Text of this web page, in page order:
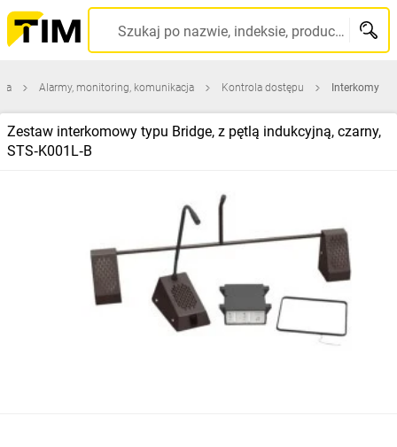
Szukaj po nazwie, indeksie, producencie, kodzie kreskowym...
Alarmy, monitoring, komunikacja Kontrola dostępu Interkomy
Zestaw interkomowy typu Bridge, z pętlą indukcyjną, czarny,
STS‑K001L‑B